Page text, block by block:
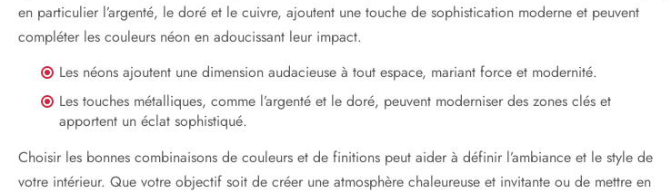
en particulier l’argenté, le doré et le cuivre, ajoutent une touche de sophistication moderne et peuvent
compléter les couleurs néon en adoucissant leur impact.
Les néons ajoutent une dimension audacieuse à tout espace, mariant force et modernité.
Les touches métalliques, comme l’argenté et le doré, peuvent moderniser des zones clés et
apportent un éclat sophistiqué.
Choisir les bonnes combinaisons de couleurs et de finitions peut aider à définir l’ambiance et le style de
votre intérieur. Que votre objectif soit de créer une atmosphère chaleureuse et invitante ou de mettre en